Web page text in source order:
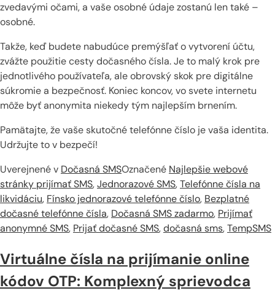
zvedavými očami, a vaše osobné údaje zostanú len také –
osobné.
Takže, keď budete nabudúce premýšľať o vytvorení účtu,
zvážte použitie cesty dočasného čísla. Je to malý krok pre
jednotlivého používateľa, ale obrovský skok pre digitálne
súkromie a bezpečnosť. Koniec koncov, vo svete internetu
môže byť anonymita niekedy tým najlepším brnením.
Pamätajte, že vaše skutočné telefónne číslo je vaša identita.
Udržujte to v bezpečí!
Uverejnené v Dočasná SMSOznačené Najlepšie webové
stránky prijímať SMS,Jednorazové SMS,Telefónne čísla na
likvidáciu, Fínsko jednorazové telefónne číslo, Bezplatné
dočasné telefónne čísla, Dočasná SMS zadarmo, Prijímať
anonymné SMS, Prijať dočasné SMS,dočasná sms,TempSMS
Virtuálne čísla na prijímanie online
kódov OTP: Komplexný sprievodca